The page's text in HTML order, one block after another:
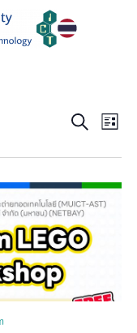
Events
and
Views
Search
List